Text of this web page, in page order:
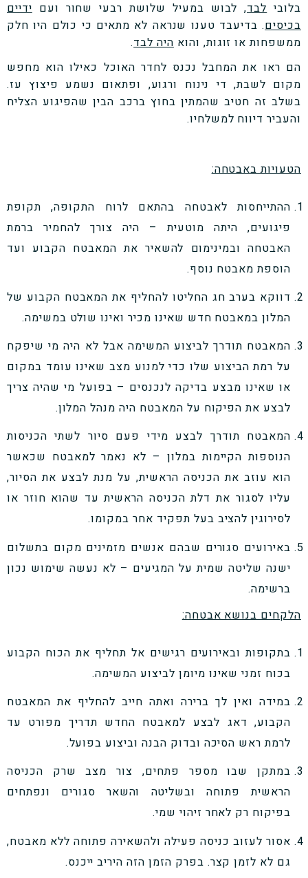
בלובילבד,לבוש במעיל שלושת רבעי שחור ועםידיים
בכיסים. בדיעבד טענו שנראה לא מתאים כי כולם היו חלק
ממשפחות או זוגות, והואהיה לבד.
הם ראו את המחבל נכנס לחדר האוכל כאילו הוא מחפש
מקום לשבת, די נינוח ורגוע, ופתאום נשמע פיצוץ עז.
בשלב זה חטיב שהמתין בחוץ ברכב הבין שהפיגוע הצליח
והעביר דיווח למשלחיו.
הטעויות באבטחה:
ההתייחסות לאבטחה בהתאם לרוח התקופה, תקופת
פיגועים, היתה מוטעית – היה צורך להחמיר ברמת
האבטחה ובמינימום להשאיר את המאבטח הקבוע ועד
הוספת מאבטח נוסף.
דווקא בערב חג החליטו להחליף את המאבטח הקבוע של
המלון במאבטח חדש שאינו מכיר ואינו שולט במשימה.
המאבטח תודרך לביצוע המשימה אבל לא היה מי שיפקח
על רמת הביצוע שלו כדי למנוע מצב שאינו עומד במקום
או שאינו מבצע בדיקה לנכנסים – בפועל מי שהיה צריך
לבצע את הפיקוח על המאבטח היה מנהל המלון.
המאבטח תודרך לבצע מידי פעם סיור לשתי הכניסות
הנוספות הקיימות במלון – לא נאמר למאבטח שכאשר
הוא עוזב את הכניסה הראשית, על מנת לבצע את הסיור,
עליו לסגור את דלת הכניסה הראשית עד שהוא חוזר או
לסירוגין להציב בעל תפקיד אחר במקומו.
באירועים סגורים שבהם אנשים מזמינים מקום בתשלום
ישנה שליטה שמית על המגיעים – לא נעשה שימוש נכון
ברשימה.
הלקחים בנושא אבטחה:
בתקופות ובאירועים רגישים אל תחליף את הכוח הקבוע
בכוח זמני שאינו מיומן לביצוע המשימה.
במידה ואין לך ברירה ואתה חייב להחליף את המאבטח
הקבוע, דאג לבצע למאבטח החדש תדריך מפורט עד
לרמת ראש הסיכה ובדוק הבנה וביצוע בפועל.
במתקן שבו מספר פתחים, צור מצב שרק הכניסה
הראשית פתוחה ובשליטה והשאר סגורים ונפתחים
בפיקוח רק לאחר זיהוי שמי.
אסור לעזוב כניסה פעילה ולהשאירה פתוחה ללא מאבטח,
גם לא לזמן קצר. בפרק הזמן הזה היריב ייכנס.